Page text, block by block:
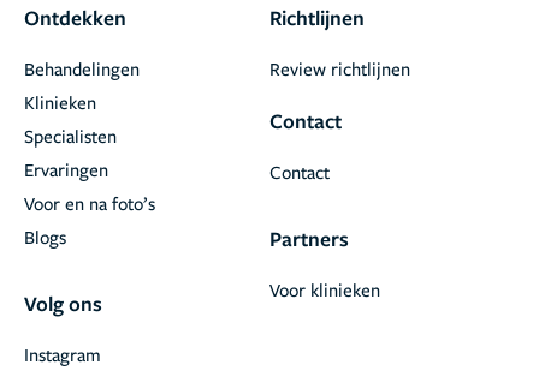
Ontdekken
Behandelingen
Klinieken
Specialisten
Ervaringen
Voor en na foto’s
Blogs
Volg ons
Instagram
Richtlijnen
Review richtlijnen
Contact
Contact
Partners
Voor klinieken